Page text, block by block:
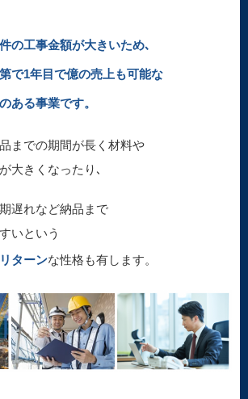
の工事金額が大きいため､
で1年目で億の売上も可能な
る事業です。
までの期間が長く材料や
大きくなったり､
遅れなど納品まで
いという
ターンな性格も有します。